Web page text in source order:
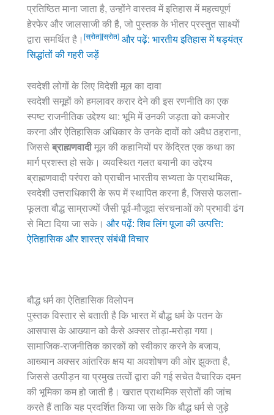
प्रतिष्ठित माना जाता है, उन्होंने वास्तव में इतिहास में महत्वपूर्ण
हेरफेर और जालसाजी की है, जो पुस्तक के भीतर प्रस्तुत साक्ष्यों
द्वारा समर्थित है। [स्रोत][स्रोत] और पढ़ें: भारतीय इतिहास में षड्यंत्र
सिद्धांतों की गहरी जड़ें
स्वदेशी लोगों के लिए विदेशी मूल का दावा
स्वदेशी समूहों को हमलावर करार देने की इस रणनीति का एक
स्पष्ट राजनीतिक उद्देश्य था: भूमि में उनकी जड़ता को कमजोर
करना और ऐतिहासिक अधिकार के उनके दावों को अवैध ठहराना,
जिससे ब्राह्मणवादीमूल की कहानियों पर केंद्रित एक कथा का
मार्ग प्रशस्त हो सके। व्यवस्थित गलत बयानी का उद्देश्य
ब्राह्मणवादी परंपरा को प्राचीन भारतीय सभ्यता के प्राथमिक,
स्वदेशी उत्तराधिकारी के रूप में स्थापित करना है, जिससे फलता-
फूलता बौद्ध साम्राज्यों जैसी पूर्व-मौजूदा संरचनाओं को प्रभावी ढंग
से मिटा दिया जा सके। और पढ़ें: शिव लिंग पूजा की उत्पत्ति:
ऐतिहासिक और शास्त्र संबंधी विचार
बौद्ध धर्म का ऐतिहासिक विलोपन
पुस्तक विस्तार से बताती है कि भारत में बौद्ध धर्म के पतन के
आसपास के आख्यान को कैसे अक्सर तोड़ा-मरोड़ा गया।
सामाजिक-राजनीतिक कारकों को स्वीकार करने के बजाय,
आख्यान अक्सर आंतरिक क्षय या अवशोषण की ओर झुकता है,
जिससे उत्पीड़न या प्रमुख तत्वों द्वारा की गई सचेत वैचारिक दमन
की भूमिका कम हो जाती है। खरात प्राथमिक स्रोतों की जांच
करते हैं ताकि यह प्रदर्शित किया जा सके कि बौद्ध धर्म से जुड़े